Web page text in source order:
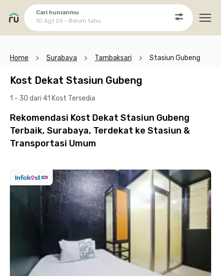
Cari hunianmu
10 Agt 26 - Belum tahu
Home Surabaya Tambaksari Stasiun Gubeng
Kost Dekat Stasiun Gubeng
1 - 30 dari 41 Kost Tersedia
Rekomendasi Kost Dekat Stasiun Gubeng
Terbaik, Surabaya, Terdekat ke Stasiun &
Transportasi Umum